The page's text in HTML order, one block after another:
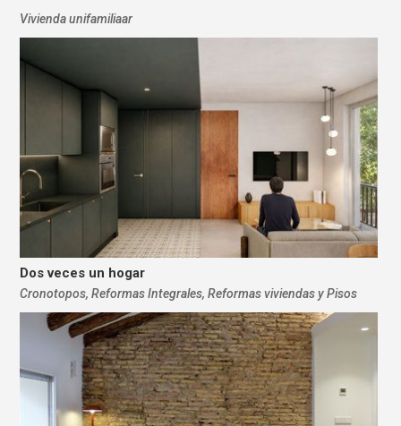
Vivienda unifamiliaar
Dos veces un hogar
Cronotopos,Reformas Integrales,Reformas viviendas y Pisos